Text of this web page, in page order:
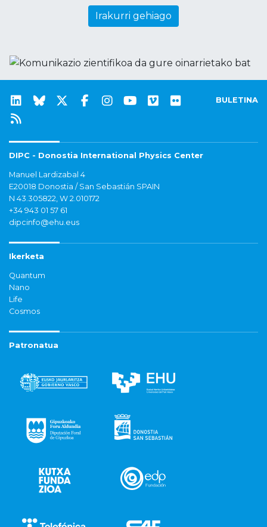
Irakurri gehiago
BULETINA
DIPC - Donostia International Physics Center
Manuel Lardizabal 4
E20018 Donostia / San Sebastián SPAIN
N 43.305822, W 2.010172
+34 943 01 57 61
dipcinfo@ehu.eus
Ikerketa
Quantum
Nano
Life
Cosmos
Patronatua